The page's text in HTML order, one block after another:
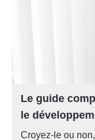
Le guide
le
Croyez-le ou